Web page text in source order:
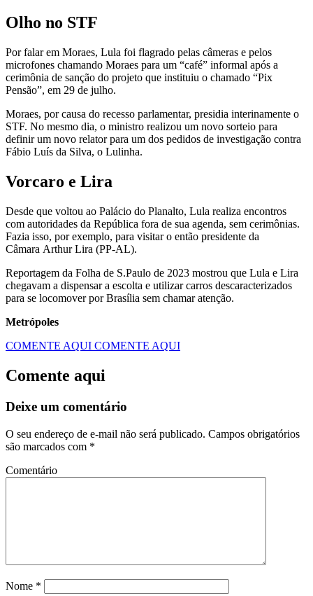
Olho no STF
Por falar em Moraes, Lula foi flagrado pelas câmeras e pelos
microfones chamando Moraes para um “café” informal após a
cerimônia de sanção do projeto que instituiu o chamado “Pix
Pensão”, em 29 de julho.
Moraes, por causa do recesso parlamentar, presidia interinamente o
STF. No mesmo dia, o ministro realizou um novo sorteio para
definir um novo relator para um dos pedidos de investigação contra
Fábio Luís da Silva, o Lulinha.
Vorcaro e Lira
Desde que voltou ao Palácio do Planalto, Lula realiza encontros
com autoridades da República fora de sua agenda, sem cerimônias.
Fazia isso, por exemplo, para visitar o então presidente da
Câmara Arthur Lira (PP-AL).
Reportagem da Folha de S.Paulo de 2023 mostrou que Lula e Lira
chegavam a dispensar a escolta e utilizar carros descaracterizados
para se locomover por Brasília sem chamar atenção.
Metrópoles
COMENTE AQUI COMENTE AQUI
Comente aqui
Deixe um comentário
O seu endereço de e-mail não será publicado. Campos obrigatórios
são marcados com *
Comentário
Nome *